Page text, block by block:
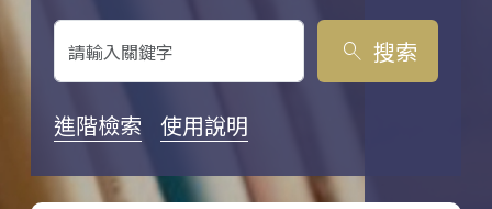
search 搜索
進階檢索 使用說明